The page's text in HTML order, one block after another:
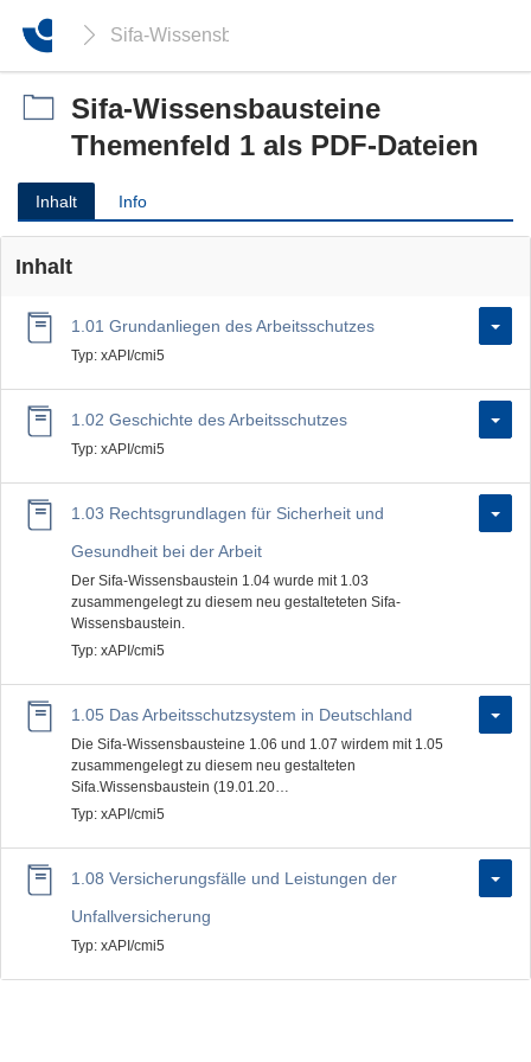
Sifa-Wissensbausteine Themenfeld 1 als PDF-
Sifa-Wissensbausteine
Themenfeld 1 als PDF-Dateien
Inhalt Info
Inhalt
1.01 Grundanliegen des Arbeitsschutzes
Typ: xAPI/cmi5
1.02 Geschichte des Arbeitsschutzes
Typ: xAPI/cmi5
1.03 Rechtsgrundlagen für Sicherheit und
Gesundheit bei der Arbeit
Der Sifa-Wissensbaustein 1.04 wurde mit 1.03
zusammengelegt zu diesem neu gestalteteten Sifa-
Wissensbaustein.
Typ: xAPI/cmi5
1.05 Das Arbeitsschutzsystem in Deutschland
Die Sifa-Wissensbausteine 1.06 und 1.07 wirdem mit 1.05
zusammengelegt zu diesem neu gestalteten
Sifa.Wissensbaustein (19.01.20…
Typ: xAPI/cmi5
1.08 Versicherungsfälle und Leistungen der
Unfallversicherung
Typ: xAPI/cmi5